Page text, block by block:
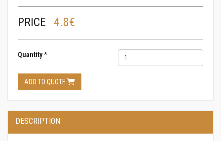
PRICE 4.8€
Quantity*
ADD TO QUOTE
DESCRIPTION